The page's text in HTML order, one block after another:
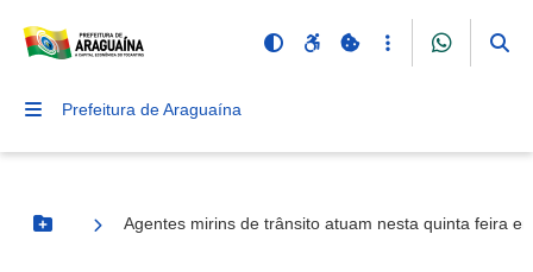
Prefeitura de Araguaína
Botão Menu
Agentes mirins de trânsito atuam nesta quinta feira